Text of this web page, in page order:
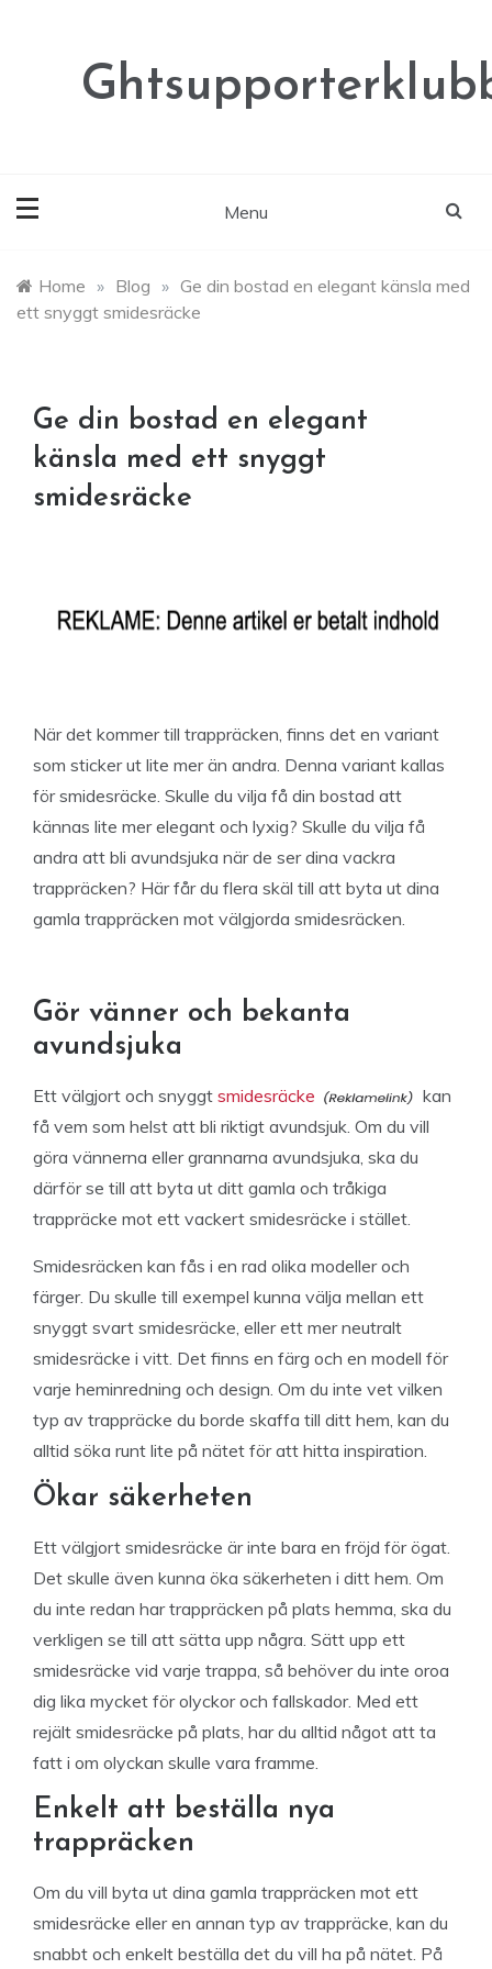
Menu
Home » Blog » Ge din bostad en elegant känsla med
ett snyggt smidesräcke
Ge din bostad en elegant
känsla med ett snyggt
smidesräcke
När det kommer till trappräcken, finns det en variant
som sticker ut lite mer än andra. Denna variant kallas
för smidesräcke. Skulle du vilja få din bostad att
kännas lite mer elegant och lyxig? Skulle du vilja få
andra att bli avundsjuka när de ser dina vackra
trappräcken? Här får du flera skäl till att byta ut dina
gamla trappräcken mot välgjorda smidesräcken.
Gör vänner och bekanta
avundsjuka
Ett välgjort och snyggt smidesräcke
kan
få vem som helst att bli riktigt avundsjuk. Om du vill
göra vännerna eller grannarna avundsjuka, ska du
därför se till att byta ut ditt gamla och tråkiga
trappräcke mot ett vackert smidesräcke i stället.
Smidesräcken kan fås i en rad olika modeller och
färger. Du skulle till exempel kunna välja mellan ett
snyggt svart smidesräcke, eller ett mer neutralt
smidesräcke i vitt. Det finns en färg och en modell för
varje heminredning och design. Om du inte vet vilken
typ av trappräcke du borde skaffa till ditt hem, kan du
alltid söka runt lite på nätet för att hitta inspiration.
Ökar säkerheten
Ett välgjort smidesräcke är inte bara en fröjd för ögat.
Det skulle även kunna öka säkerheten i ditt hem. Om
du inte redan har trappräcken på plats hemma, ska du
verkligen se till att sätta upp några. Sätt upp ett
smidesräcke vid varje trappa, så behöver du inte oroa
dig lika mycket för olyckor och fallskador. Med ett
rejält smidesräcke på plats, har du alltid något att ta
fatt i om olyckan skulle vara framme.
Enkelt att beställa nya
trappräcken
Om du vill byta ut dina gamla trappräcken mot ett
smidesräcke eller en annan typ av trappräcke, kan du
snabbt och enkelt beställa det du vill ha på nätet. På